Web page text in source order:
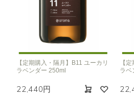
【定期購入・隔月】B11 ユーカリ
ラベンダー 250ml
22,440円
【
ラベ